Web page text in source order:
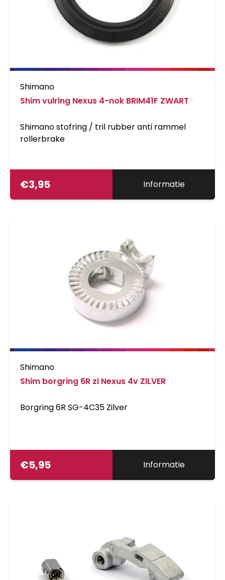
Shimano
Shim vulring Nexus 4-nok BRIM41F ZWART
Shimano stofring / tril rubber anti rammel
rollerbrake
€3,95 Informatie
Shimano
Shim borgring 6R zi Nexus 4v ZILVER
Borgring 6R SG-4C35 Zilver
€5,95 Informatie